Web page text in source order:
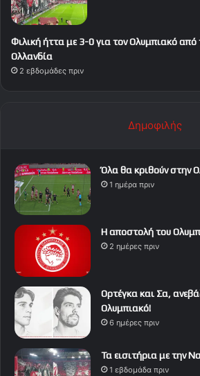
Φιλική ήττα με 3-0 για τον Ολυμπιακό από
Ολλανδία
2 εβδομάδες πριν
Δημοφιλής
Όλα θα κριθούν στην
1 ημέρα πριν
Η αποστολή του
2 ημέρες πριν
Ορτέγκα και Σα,
Ολυμπιακό!
6 ημέρες πριν
Τα εισιτήρια με την
1 εβδομάδα πριν